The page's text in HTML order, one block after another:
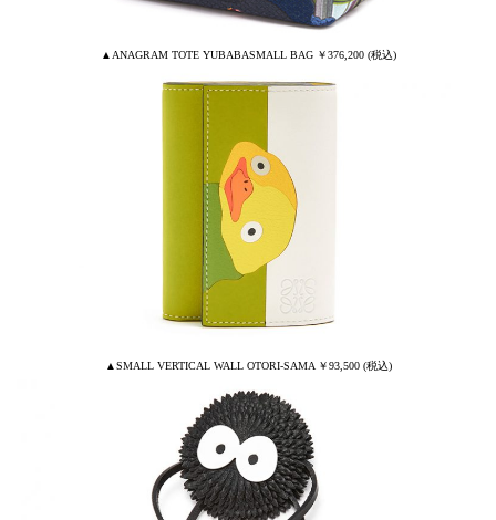
▲ANAGRAM TOTE YUBABASMALL BAG ￥376,200 (税込)
▲SMALL VERTICAL WALL OTORI-SAMA ￥93,500 (税込)